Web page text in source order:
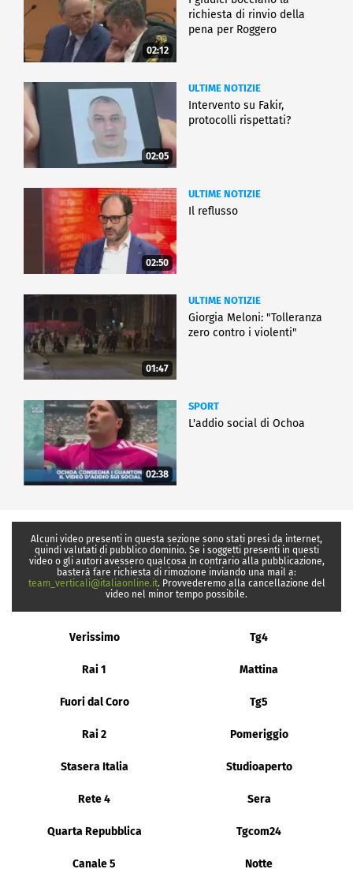
02:12
richiesta di rinvio della
pena per Roggero
02:05
ULTIME NOTIZIE
Intervento su Fakir,
protocolli rispettati?
02:50
ULTIME NOTIZIE
Il reflusso
01:47
ULTIME NOTIZIE
Giorgia Meloni: "Tolleranza
zero contro i violenti"
02:38
SPORT
L'addio social di Ochoa
Alcuni video presenti in questa sezione sono stati presi da internet,
quindi valutati di pubblico dominio. Se i soggetti presenti in questi
video o gli autori avessero qualcosa in contrario alla pubblicazione,
basterà fare richiesta di rimozione inviando una mail a:
team_verticali@italiaonline.it. Provvederemo alla cancellazione del
video nel minor tempo possibile.
Verissimo Tg4
Rai 1 Mattina
Fuori dal Coro Tg5
Rai 2 Pomeriggio
Stasera Italia Studioaperto
Rete 4 Sera
Quarta Repubblica Tgcom24
Canale 5 Notte